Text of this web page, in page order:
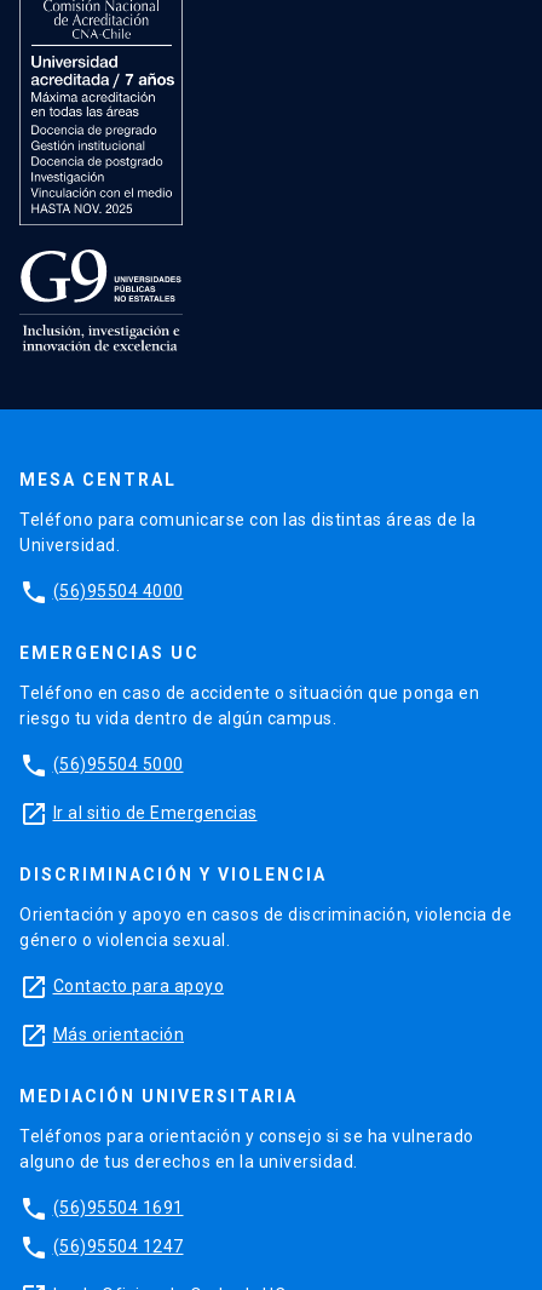
MESA CENTRAL
Teléfono para comunicarse con las distintas áreas de la
Universidad.
phone (56)95504 4000
EMERGENCIAS UC
Teléfono en caso de accidente o situación que ponga en
riesgo tu vida dentro de algún campus.
phone (56)95504 5000
launch Ir al sitio de Emergencias
DISCRIMINACIÓN Y VIOLENCIA
Orientación y apoyo en casos de discriminación, violencia de
género o violencia sexual.
launch Contacto para apoyo
launch Más orientación
MEDIACIÓN UNIVERSITARIA
Teléfonos para orientación y consejo si se ha vulnerado
alguno de tus derechos en la universidad.
phone (56)95504 1691
phone (56)95504 1247